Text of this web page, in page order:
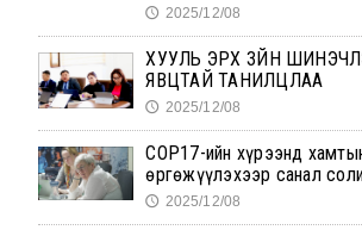
🕔 2025/12/08
ХУУЛЬ ЭРХ ЗҮЙН
ЯВЦТАЙ ТАНИЛЦЛАА
🕔 2025/12/08
СОР17-ийн хүрээнд
өргөжүүлэхээр санал
🕔 2025/12/08